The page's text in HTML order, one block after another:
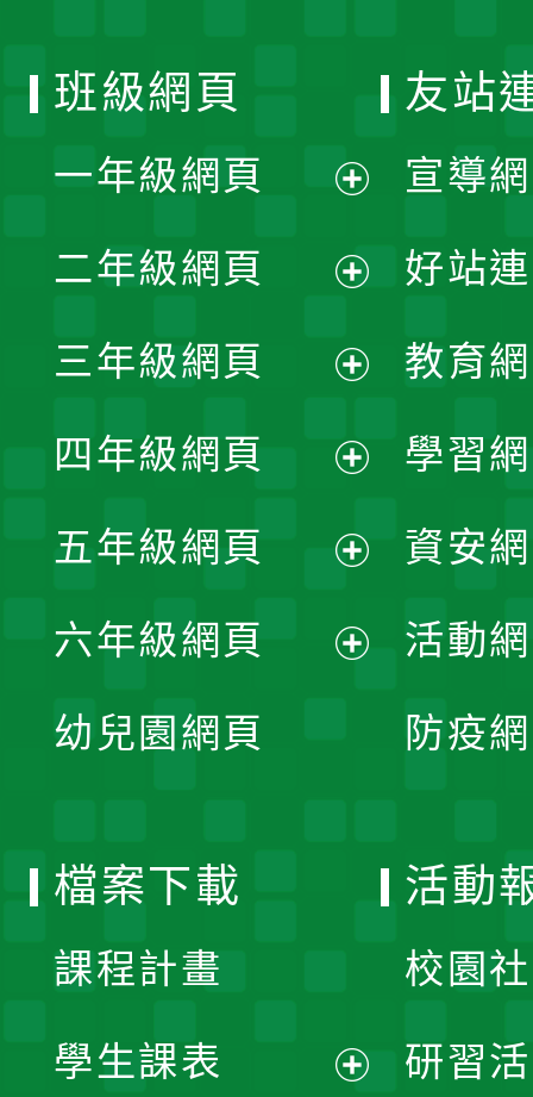
班級網頁
一年級網頁
開
選
單
二年級網頁
開
選
單
三年級網頁
開
選
單
四年級網頁
開
選
五年級網頁
開
六年級網頁
幼兒園網頁
友站
宣導
好站
教育
學習
資安
活動
防疫
檔案下載
課程計畫
學生課表
活動
校園
研習